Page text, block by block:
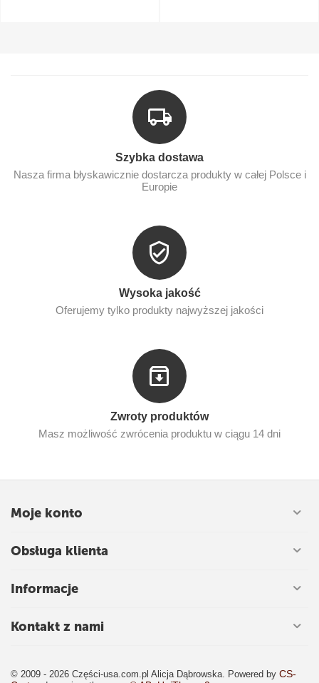
Szybka dostawa
Nasza firma błyskawicznie dostarcza produkty w całej Polsce i
Europie
Wysoka jakość
Oferujemy tylko produkty najwyższej jakości
Zwroty produktów
Masz możliwość zwrócenia produktu w ciągu 14 dni
Moje konto
Obsługa klienta
Informacje
Kontakt z nami
© 2009 - 2026 Części-usa.com.pl Alicja Dąbrowska. Powered by CS-